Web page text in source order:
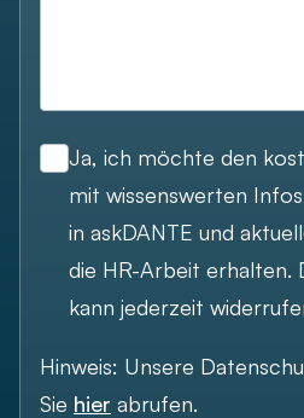
Ja, ich möchte den
mit wissenswerten
in askDANTE und
die HR-Arbeit erhalten.
kann jederzeit
Hinweis: Unsere
Sie hier abrufen.